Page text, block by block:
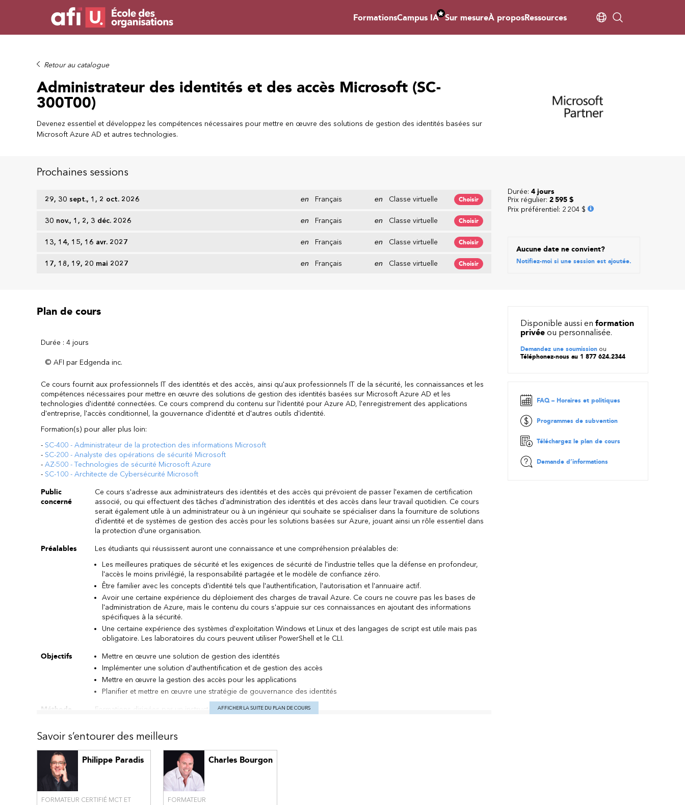
FormationsCampus IA Sur mesureÀ proposRessources
Retour au catalogue
Administrateur des identités et des accès Microsoft (SC-
300T00)
Devenez essentiel et développez les compétences nécessaires pour mettre en œuvre des solutions de gestion des identités basées sur
Microsoft Azure AD et autres technologies.
Prochaines sessions
29, 30 sept., 1, 2 oct. 2026 en Français en Classe virtuelle Choisir
30 nov., 1, 2, 3 déc. 2026 en Français en Classe virtuelle Choisir
13, 14, 15, 16 avr. 2027 en Français en Classe virtuelle Choisir
17, 18, 19, 20 mai 2027 en Français en Classe virtuelle Choisir
Durée: 4 jours
Prix régulier: 2 595 $
Prix préférentiel : 2 204 $
Aucune date ne convient?
Notifiez-moi si une session est ajoutée.
Plan de cours
Durée : 4 jours
© AFI par Edgenda inc.
Ce cours fournit aux professionnels IT des identités et des accès, ainsi qu'aux professionnels IT de la sécurité, les connaissances et les
compétences nécessaires pour mettre en œuvre des solutions de gestion des identités basées sur Microsoft Azure AD et les
technologies d'identité connectées. Ce cours comprend du contenu sur l'identité pour Azure AD, l'enregistrement des applications
d'entreprise, l'accès conditionnel, la gouvernance d'identité et d'autres outils d'identité.
Formation(s) pour aller plus loin:
- SC-400 - Administrateur de la protection des informations Microsoft
- SC-200 - Analyste des opérations de sécurité Microsoft
- AZ-500 - Technologies de sécurité Microsoft Azure
- SC-100 - Architecte de Cybersécurité Microsoft
Public
concerné
Ce cours s'adresse aux administrateurs des identités et des accès qui prévoient de passer l'examen de certification
associé, ou qui effectuent des tâches d'administration des identités et des accès dans leur travail quotidien. Ce cours
serait également utile à un administrateur ou à un ingénieur qui souhaite se spécialiser dans la fourniture de solutions
d'identité et de systèmes de gestion des accès pour les solutions basées sur Azure, jouant ainsi un rôle essentiel dans
la protection d'une organisation.
Préalables
Les étudiants qui réussissent auront une connaissance et une compréhension préalables de:
Les meilleures pratiques de sécurité et les exigences de sécurité de l'industrie telles que la défense en profondeur,
l'accès le moins privilégié, la responsabilité partagée et le modèle de confiance zéro.
Être familier avec les concepts d'identité tels que l'authentification, l'autorisation et l'annuaire actif.
Avoir une certaine expérience du déploiement des charges de travail Azure. Ce cours ne couvre pas les bases de
l'administration de Azure, mais le contenu du cours s'appuie sur ces connaissances en ajoutant des informations
spécifiques à la sécurité.
Une certaine expérience des systèmes d'exploitation Windows et Linux et des langages de script est utile mais pas
obligatoire. Les laboratoires du cours peuvent utiliser PowerShell et le CLI.
Objectifs
Mettre en œuvre une solution de gestion des identités
Implémenter une solution d'authentification et de gestion des accès
Mettre en œuvre la gestion des accès pour les applications
Planifier et mettre en œuvre une stratégie de gouvernance des identités
Méthode
Formations dirigées par un instructeur
Contenu
Parcours d’apprentissage 1 : Explorer l’identité et Microsoft Entra ID
Explorer l’identité et Microsoft Entra ID
Parcours d’apprentissage 2 : Implémenter une solution de gestion des identités
Configurer initialement Microsoft Entra ID
Créer, configurer et gérer les identités
AFFICHER LA SUITE DU PLAN DE COURS
Disponible aussi en formation
privée ou personnalisée.
Demandez une soumission ou
Téléphonez-nous au 1 877 624.2344
FAQ – Horaires et politiques
Programmes de subvention
Téléchargez le plan de cours
Demande d’informations
Savoir s’entourer des meilleurs
Philippe Paradis
FORMATEUR CERTIFIÉ MCT ET
Charles Bourgon
FORMATEUR